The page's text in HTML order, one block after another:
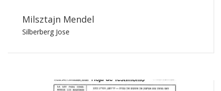
Milsztajn Mendel
Silberberg Jose